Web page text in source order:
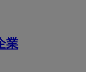
業